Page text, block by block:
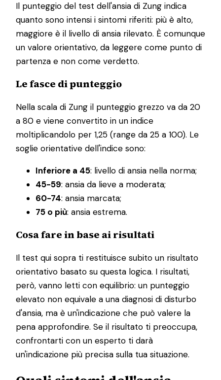
Il punteggio del test dell'ansia di Zung indica
quanto sono intensi i sintomi riferiti: più è alto,
maggiore è il livello di ansia rilevato. È comunque
un valore orientativo, da leggere come punto di
partenza e non come verdetto.
Le fasce di punteggio
Nella scala di Zung il punteggio grezzo va da 20
a 80 e viene convertito in un indice
moltiplicandolo per 1,25 (range da 25 a 100). Le
soglie orientative dell'indice sono:
Inferiore a 45: livello di ansia nella norma;
45-59: ansia da lieve a moderata;
60-74: ansia marcata;
75 o più: ansia estrema.
Cosa fare in base ai risultati
Il test qui sopra ti restituisce subito un risultato
orientativo basato su questa logica. I risultati,
però, vanno letti con equilibrio: un punteggio
elevato non equivale a una diagnosi di disturbo
d'ansia, ma è un'indicazione che può valere la
pena approfondire. Se il risultato ti preoccupa,
confrontarti con un esperto ti darà
un'indicazione più precisa sulla tua situazione.